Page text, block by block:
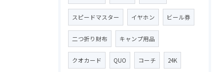
スピードマスター イヤホン ビール券
二つ折り財布 キャンプ用品
クオカード QUO コーチ 24K